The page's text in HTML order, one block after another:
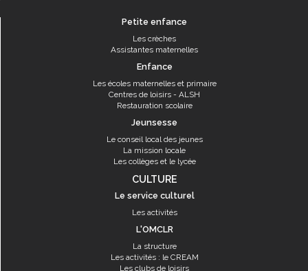
Petite enfance
Les crèches
Assistantes maternelles
Enfance
Les écoles maternelles et primaire
Centres de loisirs - ALSH
Restauration scolaire
Jeunsesse
Le conseil local des jeunes
La mission locale
Les collèges et le lycée
CULTURE
Le service culturel
Les activités
L'OMCLR
La structure
Les activités : le CREAM
Les clubs de loisirs